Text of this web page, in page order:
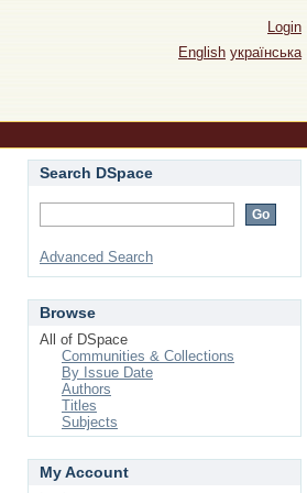
Login
English українська
Search DSpace
Advanced Search
Browse
All of DSpace
Communities & Collections
By Issue Date
Authors
Titles
Subjects
My Account